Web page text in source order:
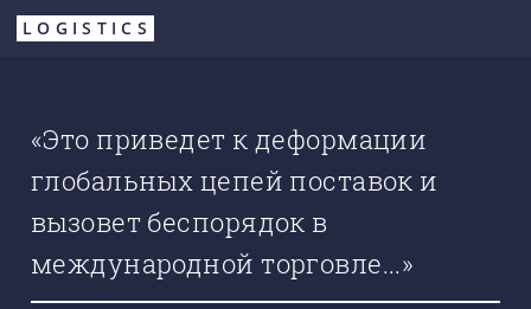
Перейти
LOGISTICS
«Это приведет к деформации
глобальных цепей поставок и
вызовет беспорядок в
международной торговле...»